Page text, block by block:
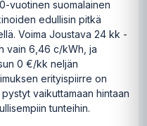
vuotinen suomalainen
edullisin pitkä
Voima Joustava 24 kk -
vain 6,46 c/kWh, ja
0 €/kk neljän
erityispiirre on
vaikuttamaan hintaan
tunteihin.